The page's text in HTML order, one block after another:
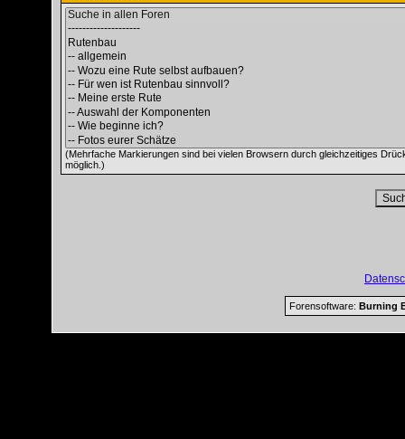
(Mehrfache Markierungen sind bei vielen Browsern durch gleichzeitiges
möglich.)
Forensoftware: Burning